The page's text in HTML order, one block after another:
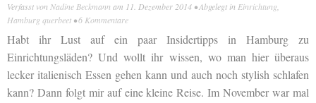
Verfasst von Nadine Beckmann am 11. Dezember 2014 • Abgelegt in Einrichtung
Hamburg querbeet •6 Kommentare
Habt ihr Lust auf ein paar Insidertipps in Hamburg zu
Einrichtungsläden? Und wollt ihr wissen, wo man hier überaus
lecker italienisch Essen gehen kann und auch noch stylish schlafen
kann? Dann folgt mir auf eine kleine Reise. Im November war mal